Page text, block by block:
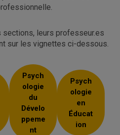
leurs professeur.es
sur les vignettes ci-dessous.
Psych
ologie
du
Dévelo
ppeme
nt
Psych
ologie
en
Éducat
ion